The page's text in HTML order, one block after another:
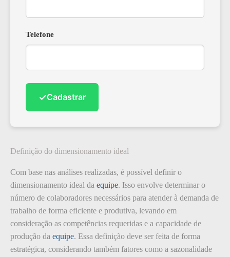
Telefone
✓Cadastrar
Definição do dimensionamento ideal
Com base nas análises realizadas, é possível definir o
dimensionamento ideal da equipe. Isso envolve determinar o
número de colaboradores necessários para atender à demanda de
trabalho de forma eficiente e produtiva, levando em
consideração as competências requeridas e a capacidade de
produção da equipe. Essa definição deve ser feita de forma
estratégica, considerando também fatores como a sazonalidade